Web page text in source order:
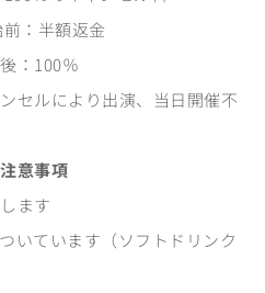
：半額返金
100％
セルにより出演、当日開催不
意事項
ます
いています（ソフトドリンク